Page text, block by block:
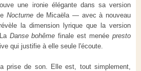
une ironie élégante dans sa version
Nocturnede Micaëla — avec à nouveau
la dimension lyrique que la version
Danse bohême finale est menéepresto
qui justifie à elle seule l'écoute.
prise de son. Elle est, tout simplement,